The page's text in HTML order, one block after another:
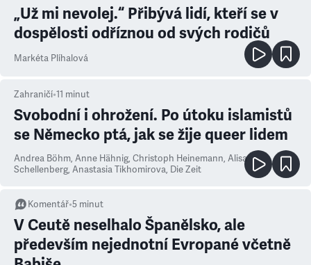
„Už mi nevolej.“ Přibývá lidí, kteří se v
dospělosti odříznou od svých rodičů
Markéta Plíhalová
Zahraničí•11 minut
Svobodní i ohrožení. Po útoku islamistů
se Německo ptá, jak se žije queer lidem
Andrea Böhm, Anne Hähnig, Christoph Heinemann, Alisa
Schellenberg, Anastasia Tikhomirova, Die Zeit
Komentář•5 minut
V Ceutě neselhalo Španělsko, ale
především nejednotní Evropané včetně